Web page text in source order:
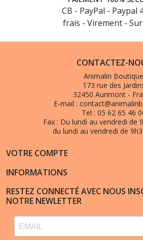
(18 avis)
CB - PayPal - Paypal
frais - Virement -
CONTACTEZ-
Animalin Boutique
173 rue des
32450 Aurimont -
E-mail :
Tel : 05 62 65 46
Fax : Du lundi au vendredi de
du lundi au vendredi de
VOTRE COMPTE
INFORMATIONS
RESTEZ CONNECTÉ AVEC NOUS
NOTRE NEWLETTER